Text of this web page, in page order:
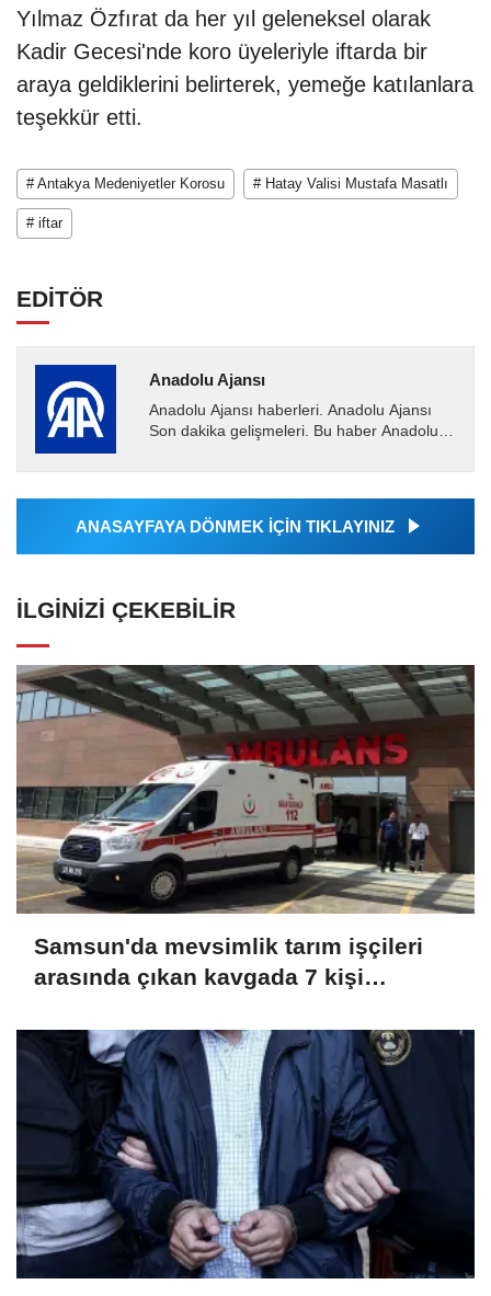
Yılmaz Özfırat da her yıl geleneksel olarak
Kadir Gecesi'nde koro üyeleriyle iftarda bir
araya geldiklerini belirterek, yemeğe katılanlara
teşekkür etti.
# Antakya Medeniyetler Korosu # Hatay Valisi Mustafa Masatlı
# iftar
EDİTÖR
Anadolu Ajansı
Anadolu Ajansı haberleri. Anadolu Ajansı
Son dakika gelişmeleri. Bu haber Anadolu
Ajansı tarafından...
ANASAYFAYA DÖNMEK İÇİN TIKLAYINIZ
İLGINIZI ÇEKEBILIR
Samsun'da mevsimlik tarım işçileri
arasında çıkan kavgada 7 kişi